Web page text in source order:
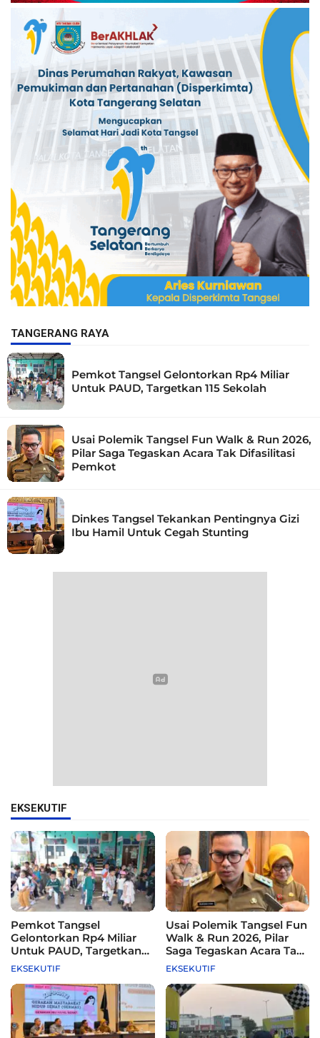
TANGERANG RAYA
Pemkot Tangsel Gelontorkan Rp4 Miliar
Untuk PAUD, Targetkan 115 Sekolah
Usai Polemik Tangsel Fun Walk & Run 2026,
Pilar Saga Tegaskan Acara Tak Difasilitasi
Pemkot
Dinkes Tangsel Tekankan Pentingnya Gizi
Ibu Hamil Untuk Cegah Stunting
EKSEKUTIF
Pemkot Tangsel
Gelontorkan Rp4 Miliar
Untuk PAUD, Targetkan
115 Sekolah
EKSEKUTIF
Usai Polemik Tangsel Fun
Walk & Run 2026, Pilar
Saga Tegaskan Acara Tak
Difasilitasi Pemkot
EKSEKUTIF